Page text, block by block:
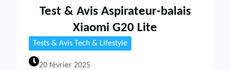
Test & Avis Aspirateur-balais
Xiaomi G20 Lite
Tests & Avis Tech & Lifestyle
20 février 2025